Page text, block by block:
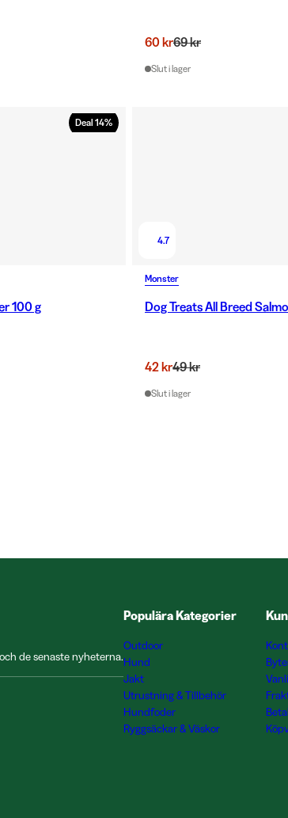
60 kr69 kr
Slut i lager
Deal 14%
100 g
4.7
Monster
Dog Treats All Breed
42 kr49 kr
Slut i lager
de senaste nyheterna.
Populära Kategorier
Outdoor
Hund
Jakt
Utrustning & Tillbehör
Hundfoder
Ryggsäckar & Väskor